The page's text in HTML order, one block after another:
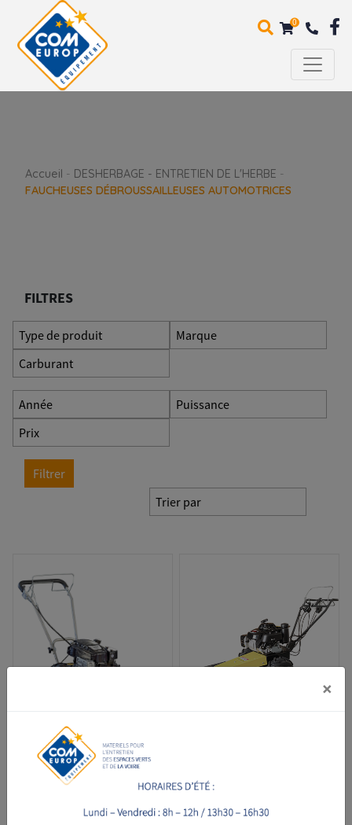
0
Accueil - DESHERBAGE - ENTRETIEN DE L'HERBE -
FAUCHEUSES DÉBROUSSAILLEUSES AUTOMOTRICES
FILTRES
Type de produit
Marque
Carburant
Année
Puissance
Prix
Filtrer
Trier par
VOIR LA FICHE PRODUIT
FAUCHEUSE TRITON
DEBROUSSAILLEUSE
×